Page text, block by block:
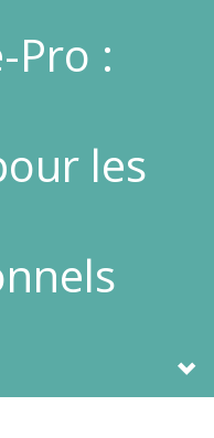
Pro :
les